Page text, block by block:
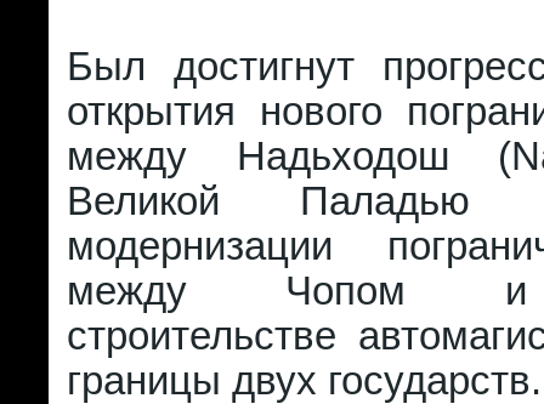
Был достигнут
открытия нового
между Надьходош
Великой Паладью
модернизации
между Чопом и
строительстве
границы двух государств.